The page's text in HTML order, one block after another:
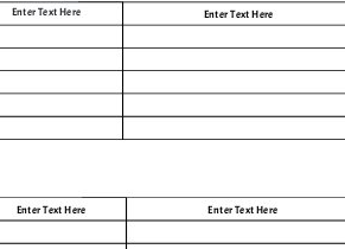
Enter Text Here
Enter Text Here
Enter Text Here
Enter Text Here